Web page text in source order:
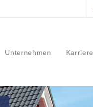
Unternehmen Karriere